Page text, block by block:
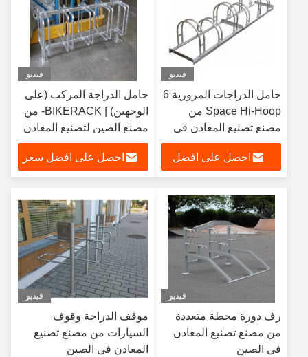
فيديو
حامل الدراجات المرورية 6
Space Hi-Hoop من
مصنع تصنيع المعادن في
الصين
احصل على افضل
فيديو
حامل الدراجة المركب (على
الوجهين) | BIKERACK- من
مصنع الصين لتصنيع المعادن
احصل على افضل سعر
فيديو
رف دورة محطة متعددة
من مصنع تصنيع المعادن
في الصين
فيديو
موقف الدراجة وقوف
السيارات من مصنع تصنيع
المعادن في الصين